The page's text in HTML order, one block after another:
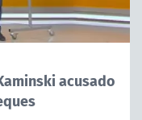
acusado